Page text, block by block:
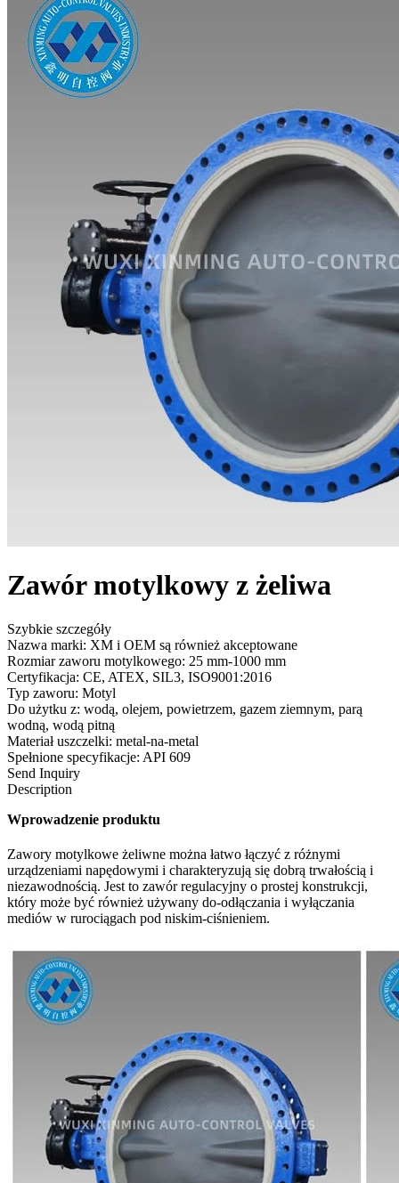
Zawór motylkowy z żeliwa
Szybkie szczegóły
Nazwa marki: XM i OEM są również akceptowane
Rozmiar zaworu motylkowego: 25 mm-1000 mm
Certyfikacja: CE, ATEX, SIL3, ISO9001:2016
Typ zaworu: Motyl
Do użytku z: wodą, olejem, powietrzem, gazem ziemnym, parą
wodną, ​​​​wodą pitną
Materiał uszczelki: metal-na-metal
Spełnione specyfikacje: API 609
Send Inquiry
Description
Wprowadzenie produktu
Zawory motylkowe żeliwne można łatwo łączyć z różnymi
urządzeniami napędowymi i charakteryzują się dobrą trwałością i
niezawodnością. Jest to zawór regulacyjny o prostej konstrukcji,
który może być również używany do-odłączania i wyłączania
mediów w rurociągach pod niskim-ciśnieniem.